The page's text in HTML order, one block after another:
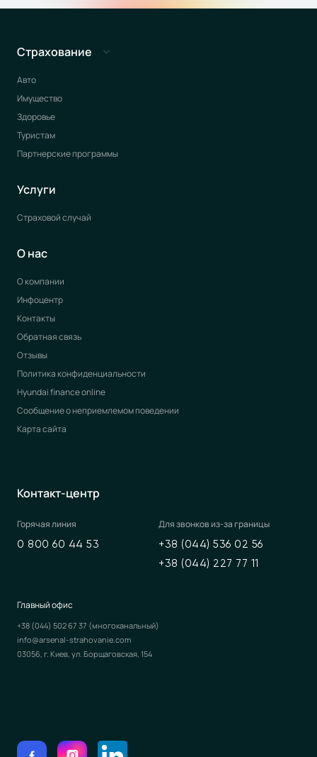
Страхование
Авто
Имущество
Здоровье
Туристам
Партнерские программы
Услуги
Страховой случай
О нас
О компании
Инфоцентр
Контакты
Обратная связь
Отзывы
Политика конфиденциальности
Hyundai finance online
Сообщение о неприемлемом поведении
Карта сайта
Контакт-центр
Горячая линия
0 800 60 44 53
Для звонков из-за границы
+38 (044) 536 02 56
+38 (044) 227 77 11
Главный офис
+38 (044) 502 67 37 (многоканальный)
info@arsenal-strahovanie.com
03056, г. Киев, ул. Борщаговская, 154